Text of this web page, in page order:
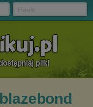
blazebond